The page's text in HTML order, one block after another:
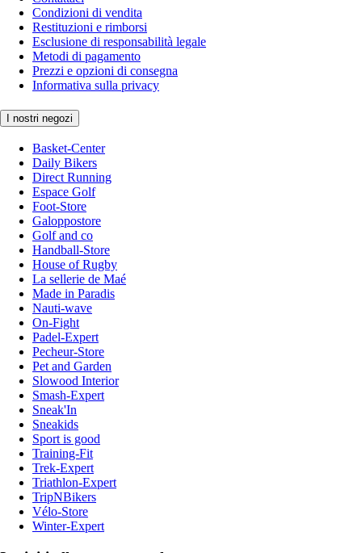
Condizioni di vendita
Restituzioni e rimborsi
Esclusione di responsabilità legale
Metodi di pagamento
Prezzi e opzioni di consegna
Informativa sulla privacy
I nostri negozi
Basket-Center
Daily Bikers
Direct Running
Espace Golf
Foot-Store
Galoppostore
Golf and co
Handball-Store
House of Rugby
La sellerie de Maé
Made in Paradis
Nauti-wave
On-Fight
Padel-Expert
Pecheur-Store
Pet and Garden
Slowood Interior
Smash-Expert
Sneak'In
Sneakids
Sport is good
Training-Fit
Trek-Expert
Triathlon-Expert
TripNBikers
Vélo-Store
Winter-Expert